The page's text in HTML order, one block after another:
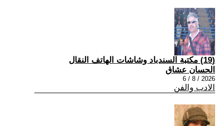
(19) مكتبة السندباد وشاشات الهاتف النقال
الحسان عشاق
2026 / 8 / 6
الادب والفن